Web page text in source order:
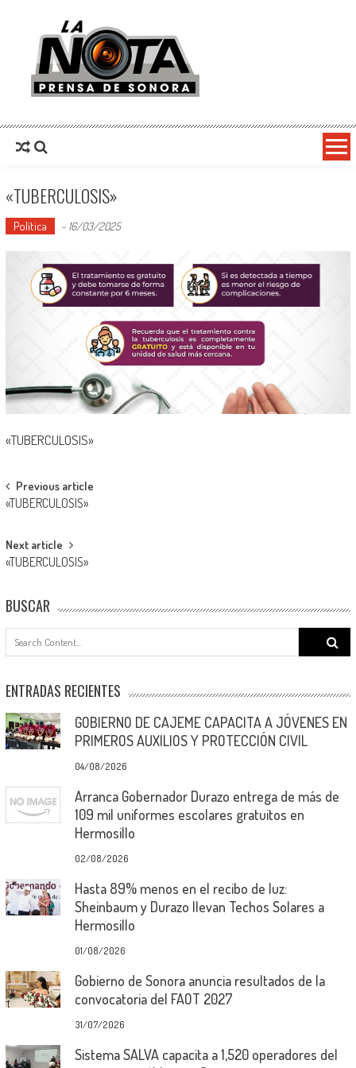
La Nota Prensa De Sonora
«TUBERCULOSIS»
Política - 16/03/2025
«TUBERCULOSIS»
Post
navigation
Previous article
«TUBERCULOSIS»
Next article
«TUBERCULOSIS»
BUSCAR
Search
for:
ENTRADAS RECIENTES
GOBIERNO DE CAJEME CAPACITA A JÓVENES EN
PRIMEROS AUXILIOS Y PROTECCIÓN CIVIL
04/08/2026
Arranca Gobernador Durazo entrega de más de
109 mil uniformes escolares gratuitos en
Hermosillo
02/08/2026
Hasta 89% menos en el recibo de luz:
Sheinbaum y Durazo llevan Techos Solares a
Hermosillo
01/08/2026
Gobierno de Sonora anuncia resultados de la
convocatoria del FAOT 2027
31/07/2026
Sistema SALVA capacita a 1,520 operadores del